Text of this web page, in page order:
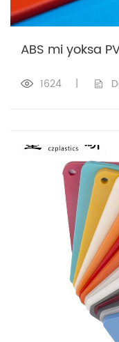
ABS mi yoksa
1624 |